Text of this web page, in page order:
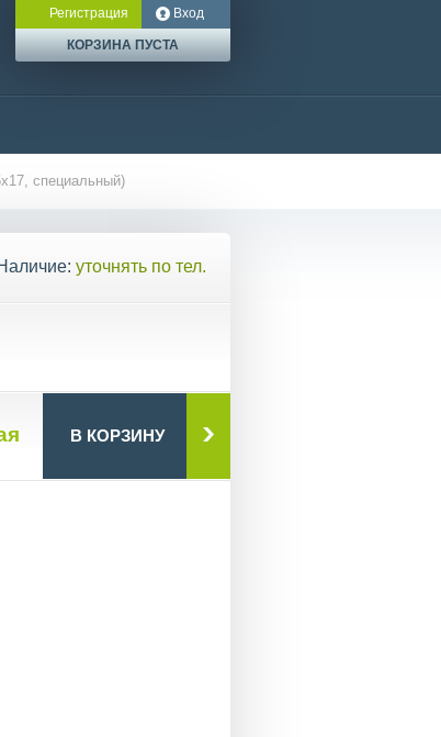
Регистрация Вход
КОРЗИНА ПУСТА
специальный)
уточнять по тел.
В КОРЗИНУ